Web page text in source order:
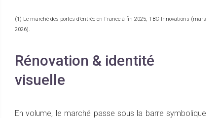
(1) Le marché des portes d’entrée en France à fin 2025, TBC Innovations (mars
2026).
Rénovation & identité
visuelle
En volume, le marché passe sous la barre symbolique